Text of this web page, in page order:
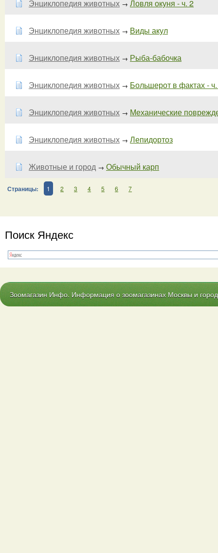
Энциклопедия животных → Ловля окуня - ч. 2
Энциклопедия животных → Виды акул
Энциклопедия животных → Рыба-бабочка
Энциклопедия животных → Большерот в фактах -
Энциклопедия животных → Механические
Энциклопедия животных → Лепидортоз
Животные и город → Обычный карп
Страницы: 1 2 3 4 5 6 7
Поиск Яндекс
Зоомагазин Инфо. Информация о зоомагазинах Москвы и